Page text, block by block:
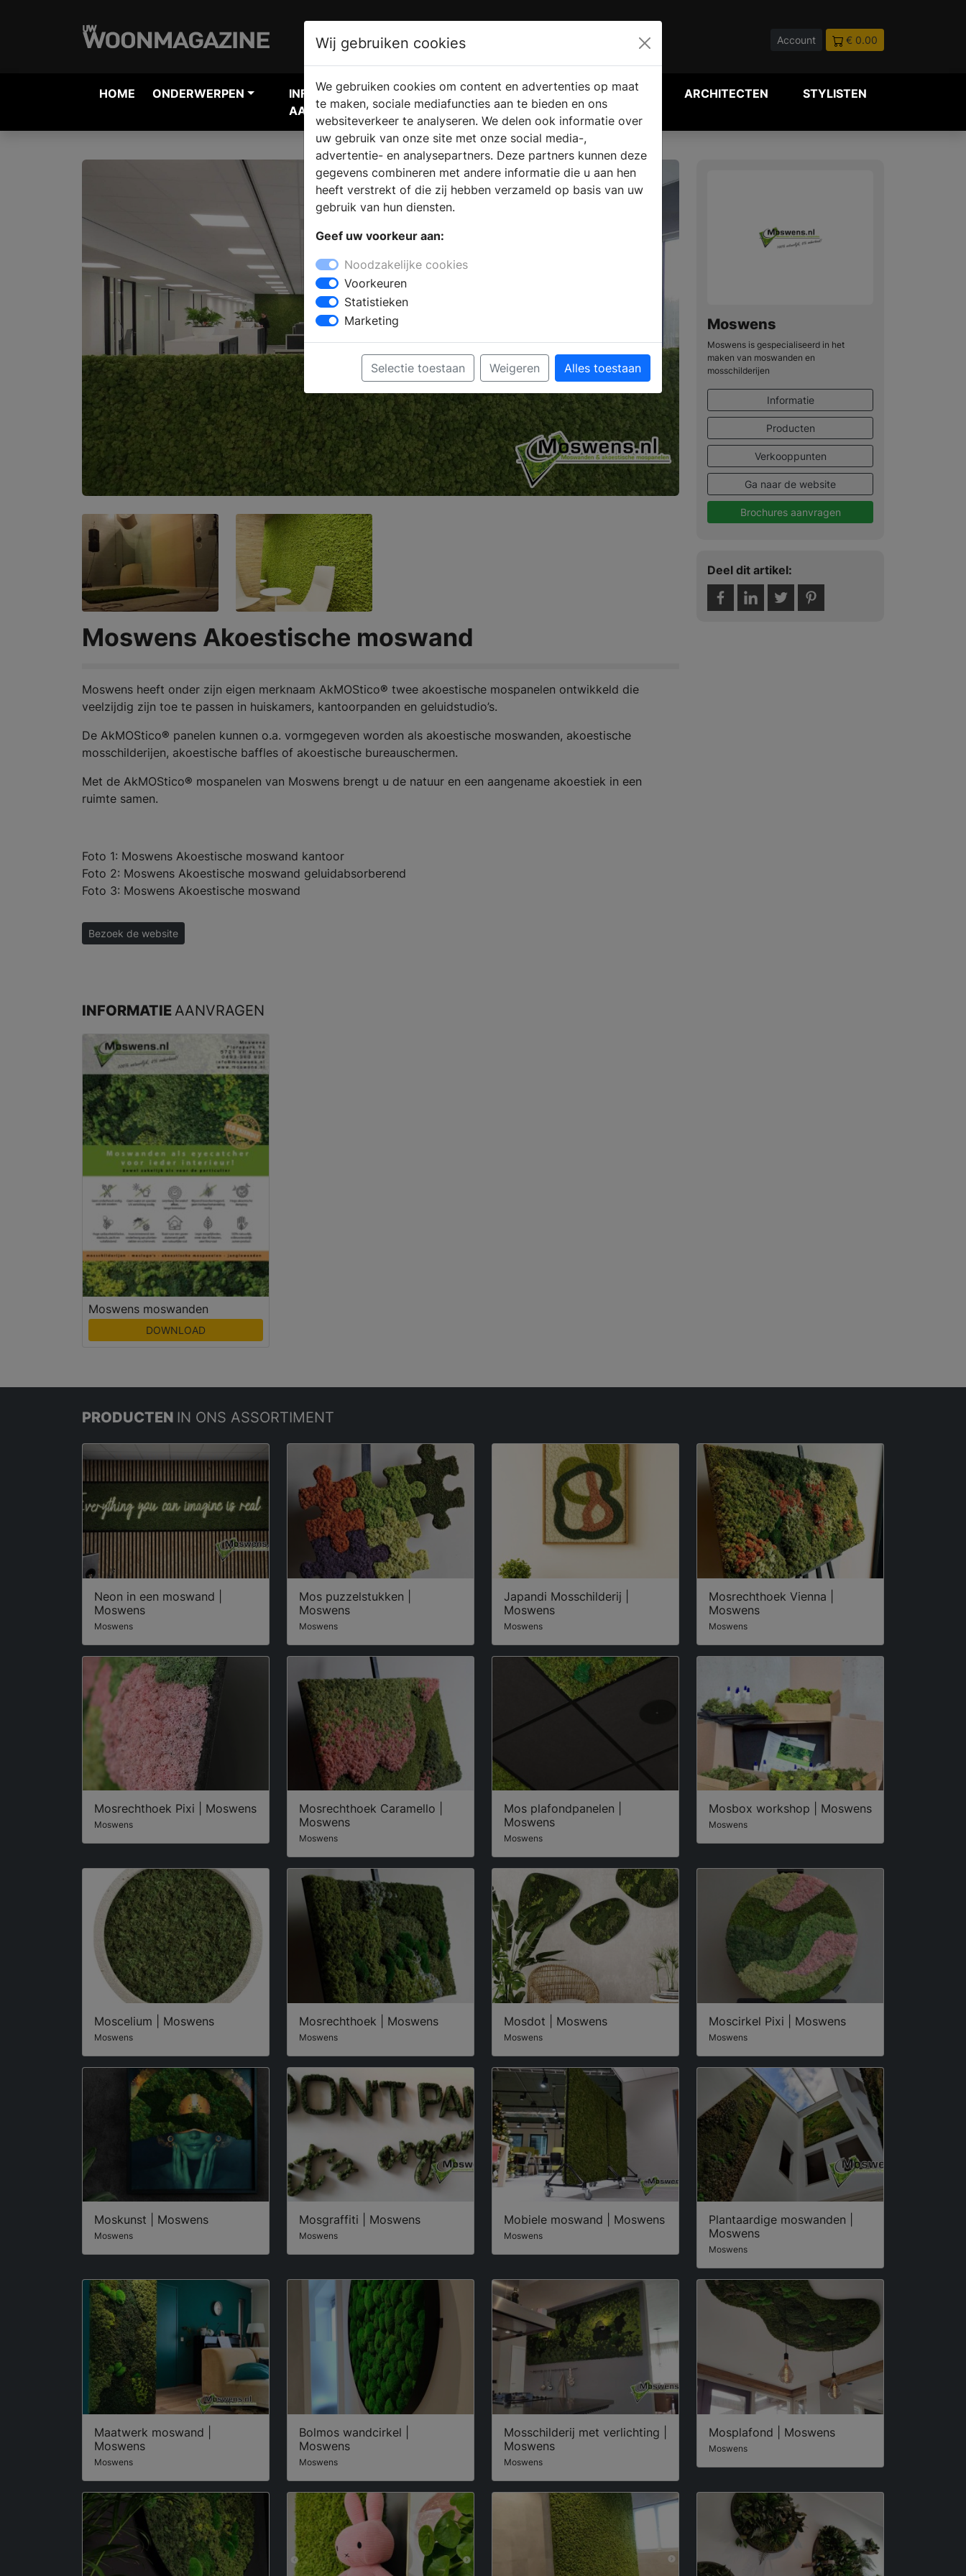
Account € 0.00
HOME ONDERWERPEN
INFORMATIE
AANVRAGEN
VERKOOPLOCATIE
VINDEN
WEBSHOP ARCHITECTEN STYLISTEN
Moswens Akoestische moswand
Moswens heeft onder zijn eigen merknaam AkMOStico® twee akoestische mospanelen ontwikkeld die
veelzijdig zijn toe te passen in huiskamers, kantoorpanden en geluidstudio’s.
De AkMOStico® panelen kunnen o.a. vormgegeven worden als akoestische moswanden, akoestische
mosschilderijen, akoestische baffles of akoestische bureauschermen.
Met de AkMOStico® mospanelen van Moswens brengt u de natuur en een aangename akoestiek in een
ruimte samen.
Foto 1: Moswens Akoestische moswand kantoor
Foto 2: Moswens Akoestische moswand geluidabsorberend
Foto 3: Moswens Akoestische moswand
Bezoek de website
INFORMATIEAANVRAGEN
Moswens moswanden
DOWNLOAD
Moswens
Moswens is gespecialiseerd in het
maken van moswanden en
mosschilderijen
Informatie
Producten
Verkooppunten
Ga naar de website
Brochures aanvragen
Deel dit artikel:
PRODUCTEN IN ONS ASSORTIMENT
Neon in een moswand |
Moswens
Moswens
Mos puzzelstukken |
Moswens
Moswens
Japandi Mosschilderij |
Moswens
Moswens
Mosrechthoek Vienna |
Moswens
Moswens
Mosrechthoek Pixi | Moswens
Moswens
Mosrechthoek Caramello |
Moswens
Moswens
Mos plafondpanelen |
Moswens
Moswens
Mosbox workshop | Moswens
Moswens
Moscelium | Moswens
Moswens
Mosrechthoek | Moswens
Moswens
Mosdot | Moswens
Moswens
Moscirkel Pixi | Moswens
Moswens
Moskunst | Moswens
Moswens
Mosgraffiti | Moswens
Moswens
Mobiele moswand | Moswens
Moswens
Plantaardige moswanden |
Moswens
Moswens
Maatwerk moswand |
Moswens
Moswens
Bolmos wandcirkel |
Moswens
Moswens
Mosschilderij met verlichting |
Moswens
Moswens
Mosplafond | Moswens
Moswens
Wij gebruiken cookies
We gebruiken cookies om content en advertenties op maat
te maken, sociale mediafuncties aan te bieden en ons
websiteverkeer te analyseren. We delen ook informatie over
uw gebruik van onze site met onze social media-,
advertentie- en analysepartners. Deze partners kunnen deze
gegevens combineren met andere informatie die u aan hen
heeft verstrekt of die zij hebben verzameld op basis van uw
gebruik van hun diensten.
Geef uw voorkeur aan:
Noodzakelijke cookies
Voorkeuren
Statistieken
Marketing
Selectie toestaan Weigeren Alles toestaan